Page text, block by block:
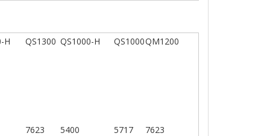
H QS1300 QS1000-H QS1000QM1200
7623 5400 5717 7623